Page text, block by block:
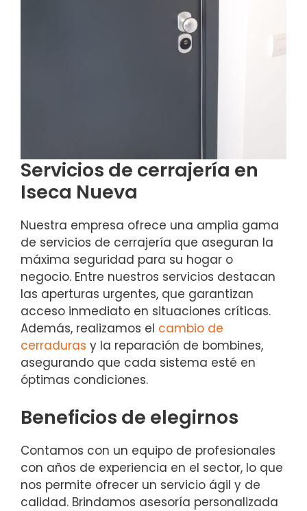
Servicios de cerrajería en
Iseca Nueva
Nuestra empresa ofrece una amplia gama
de servicios de cerrajería que aseguran la
máxima seguridad para su hogar o
negocio. Entre nuestros servicios destacan
las aperturas urgentes, que garantizan
acceso inmediato en situaciones críticas.
Además, realizamos el cambio de
cerraduras y la reparación de bombines,
asegurando que cada sistema esté en
óptimas condiciones.
Beneficios de elegirnos
Contamos con un equipo de profesionales
con años de experiencia en el sector, lo que
nos permite ofrecer un servicio ágil y de
calidad. Brindamos asesoría personalizada